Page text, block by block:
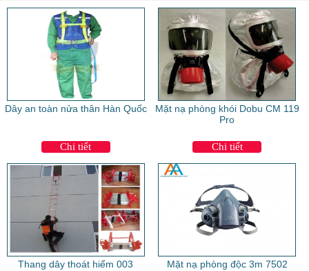
Dây an toàn nửa thân Hàn Quốc
Chi tiết
Mặt nạ phòng khói Dobu CM 119
Pro
Chi tiết
Thang dây thoát hiểm 003 Mặt nạ phòng độc 3m 7502